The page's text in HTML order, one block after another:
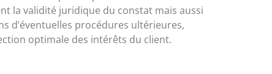
la validité juridique du constat mais aussi
d’éventuelles procédures ultérieures,
optimale des intérêts du client.